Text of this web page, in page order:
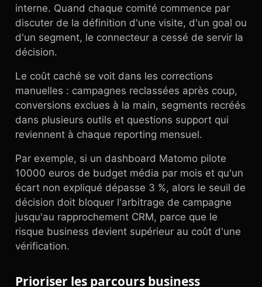
interne. Quand chaque comité commence par
discuter de la définition d'une visite, d'un goal ou
d'un segment, le connecteur a cessé de servir la
décision.
Le coût caché se voit dans les corrections
manuelles : campagnes reclassées après coup,
conversions exclues à la main, segments recréés
dans plusieurs outils et questions support qui
reviennent à chaque reporting mensuel.
Par exemple, si un dashboard Matomo pilote
10000 euros de budget média par mois et qu'un
écart non expliqué dépasse 3 %, alors le seuil de
décision doit bloquer l'arbitrage de campagne
jusqu'au rapprochement CRM, parce que le
risque business devient supérieur au coût d'une
vérification.
Prioriser les parcours business